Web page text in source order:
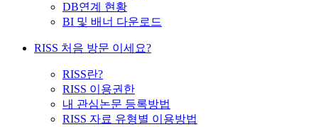
DB연계 현황
BI 및 배너 다운로드
RISS 처음 방문 이세요?
RISS란?
RISS 이용권한
내 관심논문 등록방법
RISS 자료 유형별 이용방법